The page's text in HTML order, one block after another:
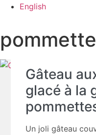
English
pommette
Gâteau
glacé à la
Un joli gâteau